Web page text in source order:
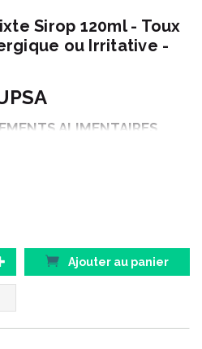
Sirop 120ml - Toux
ou Irritative -
ALIMENTAIRES
PHYTOVEX
MIXTE SIROP
: 120 ml
Ajouter au panier